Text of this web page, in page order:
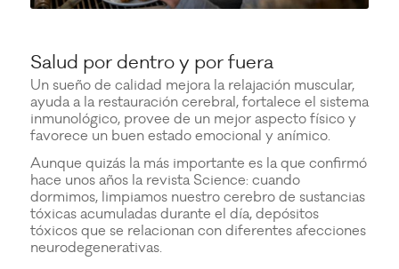
Salud por dentro y por fuera
Un sueño de calidad mejora la relajación muscular,
ayuda a la restauración cerebral, fortalece el sistema
inmunológico, provee de un mejor aspecto físico y
favorece un buen estado emocional y anímico.
Aunque quizás la más importante es la que confirmó
hace unos años la revista Science: cuando
dormimos, limpiamos nuestro cerebro de sustancias
tóxicas acumuladas durante el día, depósitos
tóxicos que se relacionan con diferentes afecciones
neurodegenerativas.